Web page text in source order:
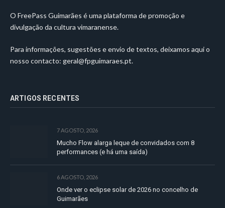
O FreePass Guimarães é uma plataforma de promoção e
divulgação da cultura vimaranense.
Para informações, sugestões e envio de textos, deixamos aqui o
nosso contacto: geral@fpguimaraes.pt.
ARTIGOS RECENTES
7 AGOSTO, 2026
Mucho Flow alarga leque de convidados com 8
performances (e há uma saída)
6 AGOSTO, 2026
Onde ver o eclipse solar de 2026 no concelho de
Guimarães